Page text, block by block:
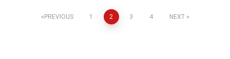
PREVIOUS 1 2 3 4 NEXT